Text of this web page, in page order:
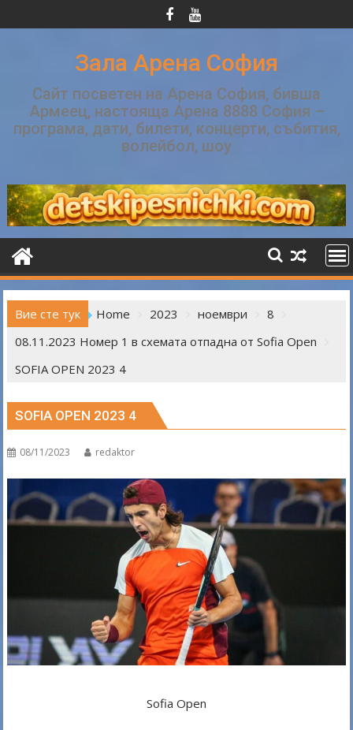
to
Зала Арена София
Сайт посветен на Арена София, бивша
Армеец, настояща Арена 8888 София –
програма, дати, билети, концерти, събития,
волейбол, шоу
Вие сте тук Home 2023 ноември
8
08.11.2023 Номер 1 в схемата отпадна от Sofia Open
SOFIA OPEN 2023 4
SOFIA OPEN 2023 4
08/11/2023 redaktor
Sofia Open